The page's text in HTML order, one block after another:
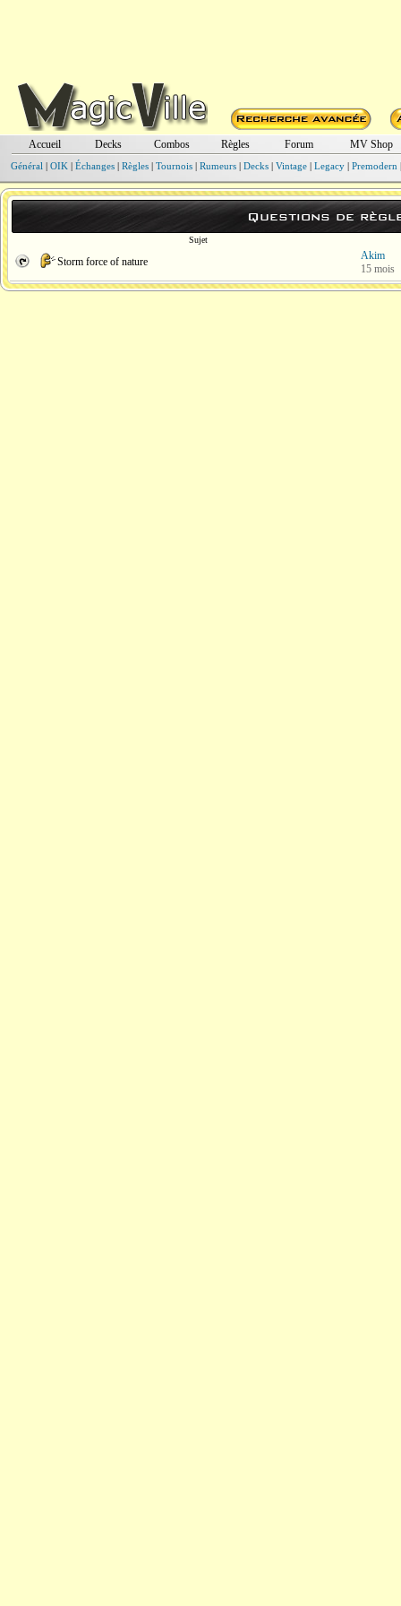
Accueil Decks Combos Règles Forum MV Shop
Général | OIK | Échanges| Règles| Tournois| Rumeurs| Decks| Vintage| Legacy| Premodern
Questions de
Sujet
Storm force of nature
Akim
15 mois